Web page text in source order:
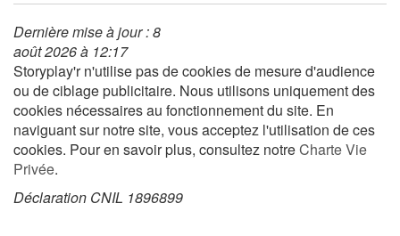
Les plus lus
Coups de coeur
Dernière mise à jour : 8
août 2026 à 12:17
Storyplay'r n'utilise pas de cookies de mesure d'audience
ou de ciblage publicitaire. Nous utilisons uniquement des
cookies nécessaires au fonctionnement du site. En
naviguant sur notre site, vous acceptez l'utilisation de ces
cookies. Pour en savoir plus, consultez notreCharte Vie
Privée.
Déclaration CNIL 1896899